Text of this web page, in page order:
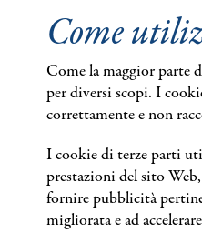
Come
Come la maggior parte
per diversi scopi. I
correttamente e non
I cookie di terze parti
prestazioni del sito
fornire pubblicità
migliorata e ad